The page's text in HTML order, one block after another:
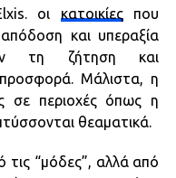
οι κατοικίεςπου
και υπεραξία
τη ζήτηση και
Μάλιστα, η
σε περιοχές όπως η
θεαματικά.
τις “μόδες”, αλλά από